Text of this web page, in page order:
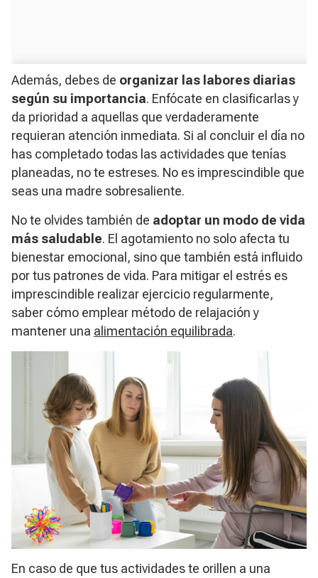
Además, debes de organizar las labores diarias
según su importancia. Enfócate en clasificarlas y
da prioridad a aquellas que verdaderamente
requieran atención inmediata. Si al concluir el día no
has completado todas las actividades que tenías
planeadas, no te estreses. No es imprescindible que
seas una madre sobresaliente.
No te olvides también de adoptar un modo de vida
más saludable. El agotamiento no solo afecta tu
bienestar emocional, sino que también está influido
por tus patrones de vida. Para mitigar el estrés es
imprescindible realizar ejercicio regularmente,
saber cómo emplear método de relajación y
mantener una alimentación equilibrada.
En caso de que tus actividades te orillen a una